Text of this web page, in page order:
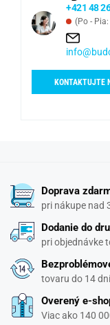
+421 48
(Po -
KONTAKTUJTE
Doprava
pri nákupe nad
Dodanie do
pri objednávke
tovaru do 14
Overený e-
Viac ako 140